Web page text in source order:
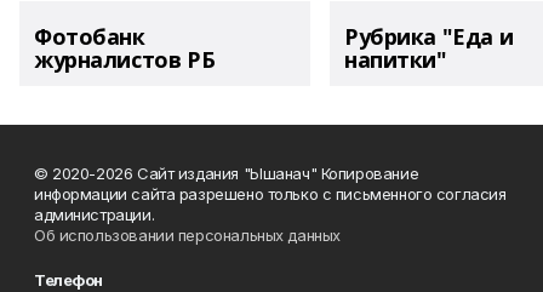
Фотобанк
журналистов РБ
Рубрика "Еда и
напитки"
© 2020-2026 Сайт издания "Ышанач" Копирование
информации сайта разрешено только с письменного согласия
администрации.
Об использовании персональных данных
Телефон